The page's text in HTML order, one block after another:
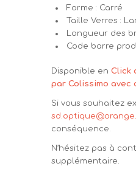
Forme : Carré
Taille Verres :
Longueur des
Code barre
Disponible enClick
par Colissimo avec
Si vous souhaitez
conséquence.
N’hésitez pas à
supplémentaire.